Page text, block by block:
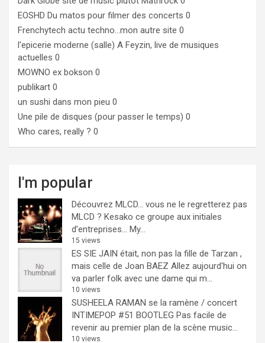
EOSHD Du matos pour filmer des concerts 0
Frenchytech actu techno…mon autre site 0
l'epicerie moderne (salle) A Feyzin, live de musiques
actuelles 0
MOWNO ex bokson 0
publikart 0
un sushi dans mon pieu 0
Une pile de disques (pour passer le temps) 0
Who cares, really ? 0
I'm popular
Découvrez MLCD… vous ne le regretterez pas
MLCD ? Kesako ce groupe aux initiales
d’entreprises… My...
15 views
ES SIE JAIN était, non pas la fille de Tarzan ,
mais celle de Joan BAEZ Allez aujourd'hui on
va parler folk avec une dame qui m...
10 views
SUSHEELA RAMAN se la ramène / concert
INTIMEPOP #51 BOOTLEG Pas facile de
revenir au premier plan de la scène music...
10 views